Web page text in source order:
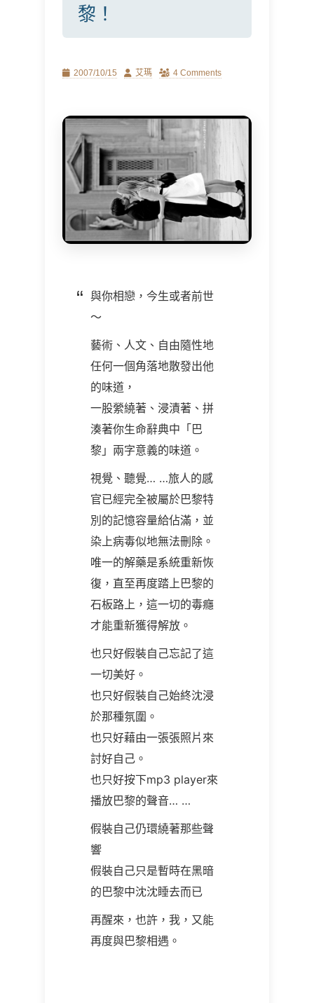
黎！
Posted
2007/10/15 Author
艾瑪 4 Comments
與你相戀，今生或者前世
～
藝術、人文、自由隨性地
任何一個角落地散發出他
的味道，
一股縈繞著、浸漬著、拼
湊著你生命辭典中「巴
黎」兩字意義的味道。
視覺、聽覺… …旅人的感
官已經完全被屬於巴黎特
別的記憶容量給佔滿，並
染上病毒似地無法刪除。
唯一的解藥是系統重新恢
復，直至再度踏上巴黎的
石板路上，這一切的毒癮
才能重新獲得解放。
也只好假裝自己忘記了這
一切美好。
也只好假裝自己始終沈浸
於那種氛圍。
也只好藉由一張張照片來
討好自己。
也只好按下mp3 player來
播放巴黎的聲音… …
假裝自己仍環繞著那些聲
響
假裝自己只是暫時在黑暗
的巴黎中沈沈睡去而已
再醒來，也許，我，又能
再度與巴黎相遇。